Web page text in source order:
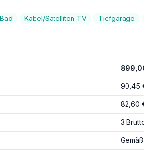
Bad Kabel/Satelliten-TV Tiefgarage
90,45
82,60
3